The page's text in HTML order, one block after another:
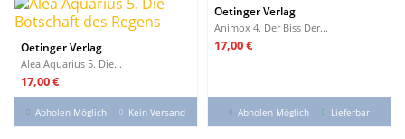
Oetinger Verlag
Alea Aquarius 5. Die...
Preis
17,00 €
Abholen Möglich Kein Versand
Oetinger Verlag
Animox 4. Der Biss Der...
Preis
17,00 €
Abholen Möglich Lieferbar